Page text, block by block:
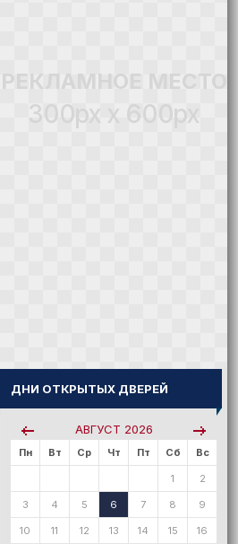
РЕКЛАМНОЕ МЕСТО
300px x 600px
ДНИ ОТКРЫТЫХ ДВЕРЕЙ
АВГУСТ 2026
Пн Вт Ср Чт Пт Сб Вс
1 2
3 4 5 6 7 8 9
10 11 12 13 14 15 16